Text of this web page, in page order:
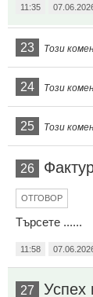
11:35
23 Този
24 Този
25 Този
26
ОТГОВОР
Търсете ......
11:58
27 Успех